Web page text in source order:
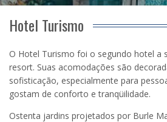
Hotel Turismo
O Hotel Turismo foi o segundo hotel a
resort. Suas acomodações são
sofisticação, especialmente para
gostam de conforto e tranqüilidade.
Ostenta jardins projetados por Burle